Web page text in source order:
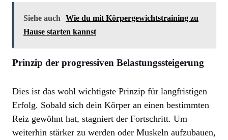
Siehe auch
Wie du mit Körpergewichtstraining zu
Hause starten kannst
Prinzip der progressiven Belastungssteigerung
Dies ist das wohl wichtigste Prinzip für langfristigen
Erfolg. Sobald sich dein Körper an einen bestimmten
Reiz gewöhnt hat, stagniert der Fortschritt. Um
weiterhin stärker zu werden oder Muskeln aufzubauen,